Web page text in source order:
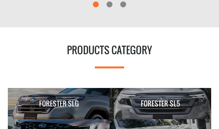
PRODUCTS CATEGORY
FORESTER SLG FORESTER SL5